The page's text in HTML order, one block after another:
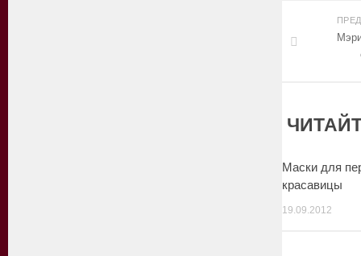
Маски для
красавицы
19.09.2012